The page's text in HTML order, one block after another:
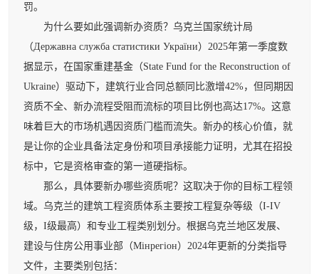
罚。
为什么要如此强调新办资质？乌克兰国家统计局
（Державна служба статистики України）2025年第一季度数
据显示，在国家重建基金（State Fund for the Reconstruction of
Ukraine）驱动下，建筑行业合同总额同比激增42%，但同期因
资质不全、新办流程受阻而流标的项目比例也高达17%。这意
味着巨大的市场机遇因资质门槛而流失。新办的核心价值，就
是让你的企业具备法定身份和项目承接能力证明，尤其在招投
标中，它是资格审查的第一道硬指标。
那么，具体要新办哪些资质呢？这取决于你的目标工程领
域。乌克兰的建筑工程资质体系主要按工程复杂等级（I-IV
级，I级最高）和专业工程类别划分。根据乌克兰地区发展、
建设与住房公用事业部（Мінрегіон）2024年更新的分类指导
文件，主要类别包括：